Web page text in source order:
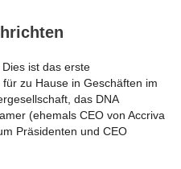
Dies ist das erste
zu Hause in Geschäften im
das DNA
(ehemals CEO von Accriva
Präsidenten und CEO